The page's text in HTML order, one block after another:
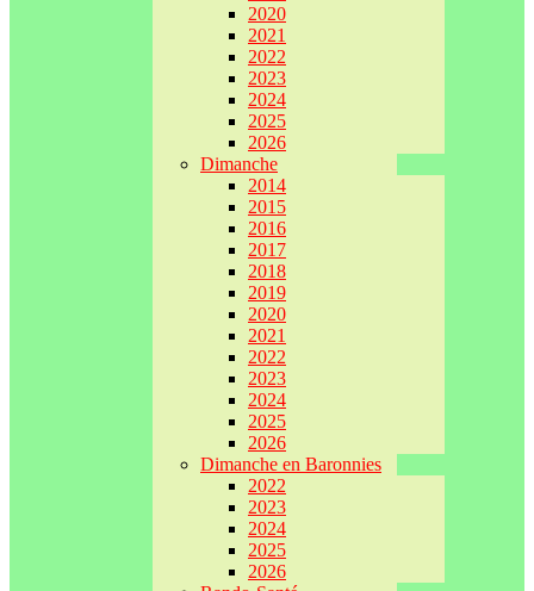
2020
2021
2022
2023
2024
2025
2026
Dimanche
2014
2015
2016
2017
2018
2019
2020
2021
2022
2023
2024
2025
2026
Dimanche en Baronnies
2022
2023
2024
2025
2026